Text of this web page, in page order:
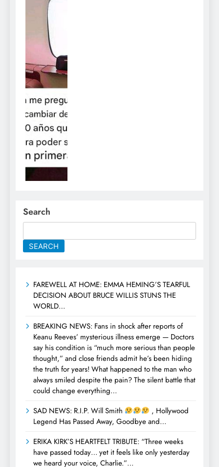
Search
SEARCH
FAREWELL AT HOME: EMMA HEMING’S TEARFUL
DECISION ABOUT BRUCE WILLIS STUNS THE
WORLD…
BREAKING NEWS: Fans in shock after reports of
Keanu Reeves’ mysterious illness emerge — Doctors
say his condition is “much more serious than people
thought,” and close friends admit he’s been hiding
the truth for years! What happened to the man who
always smiled despite the pain? The silent battle that
could change everything…
SAD NEWS: R.I.P. Will Smith
, Hollywood
Legend Has Passed Away, Goodbye and…
ERIKA KIRK’S HEARTFELT TRIBUTE: “Three weeks
have passed today… yet it feels like only yesterday
we heard your voice, Charlie.”…